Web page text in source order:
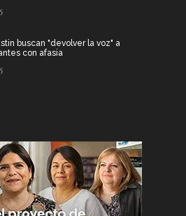
buscan "devolver la voz" a
con afasia